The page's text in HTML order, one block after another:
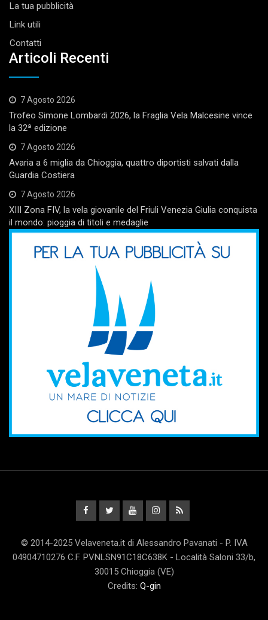
La tua pubblicità
Link utili
Contatti
Articoli Recenti
7 Agosto 2026
Trofeo Simone Lombardi 2026, la Fraglia Vela Malcesine vince
la 32ª edizione
7 Agosto 2026
Avaria a 6 miglia da Chioggia, quattro diportisti salvati dalla
Guardia Costiera
7 Agosto 2026
XIII Zona FIV, la vela giovanile del Friuli Venezia Giulia conquista
il mondo: pioggia di titoli e medaglie
© 2014-2025 Velaveneta.it di Alessandro Pavanati - P. IVA
04904710276 C.F. PVNLSN91C18C638K - Località Saloni 33/b,
30015 Chioggia (VE)
Credits: Q-gin